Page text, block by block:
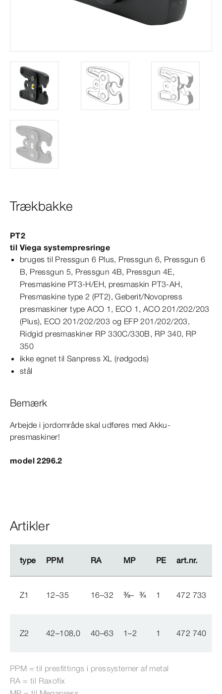
Trækbakke
PT2
til Viega systempresringe
bruges til Pressgun 6 Plus, Pressgun 6, Pressgun 6
B, Pressgun 5, Pressgun 4B, Pressgun 4E,
Presmaskine PT3-H/EH, presmaskin PT3-AH,
Presmaskine type 2 (PT2), Geberit/Novopress
presmaskiner typeACO 1, ECO 1, ACO 201 /202/203
(Plus), ECO 201/202/203 og EFP 201 /202/203,
Ridgid presmaskiner RP 330C/330B, RP 340, RP
350
ikke egnet tilSanpress XL (rødgods)
stål
Bemærk
Arbejde i jordområde skal udføres med Akku-​
presmaskiner!
model 2296.2
Artikler
type PPM RA MP PE art.nr.
type PPM RA MP PE art.nr.
Z1 12–35 16–32 ⅜– ¾ 1 472 733
Z2 42–108,0 40–63 1–2 1 472 740
PPM = til presfittings i pres­systemer af metal
RA = til Raxofix